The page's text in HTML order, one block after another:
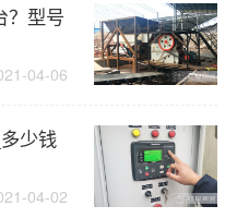
？型号
04-06
少钱
04-02